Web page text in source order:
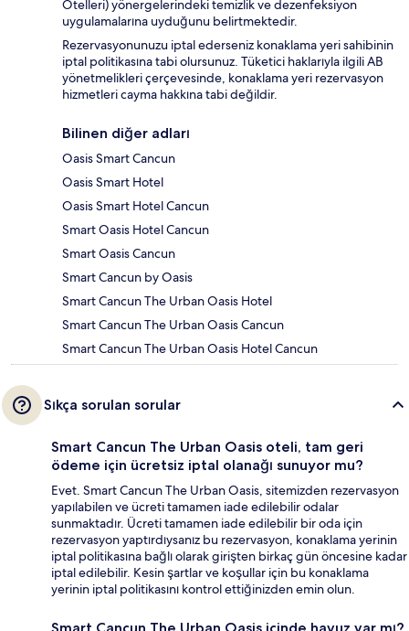
Otelleri) yönergelerindeki temizlik ve dezenfeksiyon
uygulamalarına uyduğunu belirtmektedir.
Rezervasyonunuzu iptal ederseniz konaklama yeri sahibinin
iptal politikasına tabi olursunuz. Tüketici haklarıyla ilgili AB
yönetmelikleri çerçevesinde, konaklama yeri rezervasyon
hizmetleri cayma hakkına tabi değildir.
Bilinen diğer adları
Oasis Smart Cancun
Oasis Smart Hotel
Oasis Smart Hotel Cancun
Smart Oasis Hotel Cancun
Smart Oasis Cancun
Smart Cancun by Oasis
Smart Cancun The Urban Oasis Hotel
Smart Cancun The Urban Oasis Cancun
Smart Cancun The Urban Oasis Hotel Cancun
Sıkça sorulan sorular
Smart Cancun The Urban Oasis oteli, tam geri
ödeme için ücretsiz iptal olanağı sunuyor mu?
Evet. Smart Cancun The Urban Oasis, sitemizden rezervasyon
yapılabilen ve ücreti tamamen iade edilebilir odalar
sunmaktadır. Ücreti tamamen iade edilebilir bir oda için
rezervasyon yaptırdıysanız bu rezervasyon, konaklama yerinin
iptal politikasına bağlı olarak girişten birkaç gün öncesine kadar
iptal edilebilir. Kesin şartlar ve koşullar için bu konaklama
yerinin iptal politikasını kontrol ettiğinizden emin olun.